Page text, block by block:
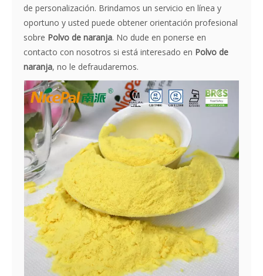
de personalización. Brindamos un servicio en línea y
oportuno y usted puede obtener orientación profesional
sobre Polvo de naranja. No dude en ponerse en
contacto con nosotros si está interesado en Polvo de
naranja, no le defraudaremos.